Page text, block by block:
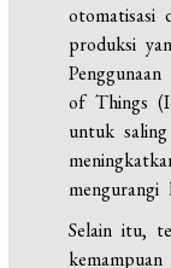
otomatisasi
produksi
of Things
untuk
mengurangi
Selain itu,